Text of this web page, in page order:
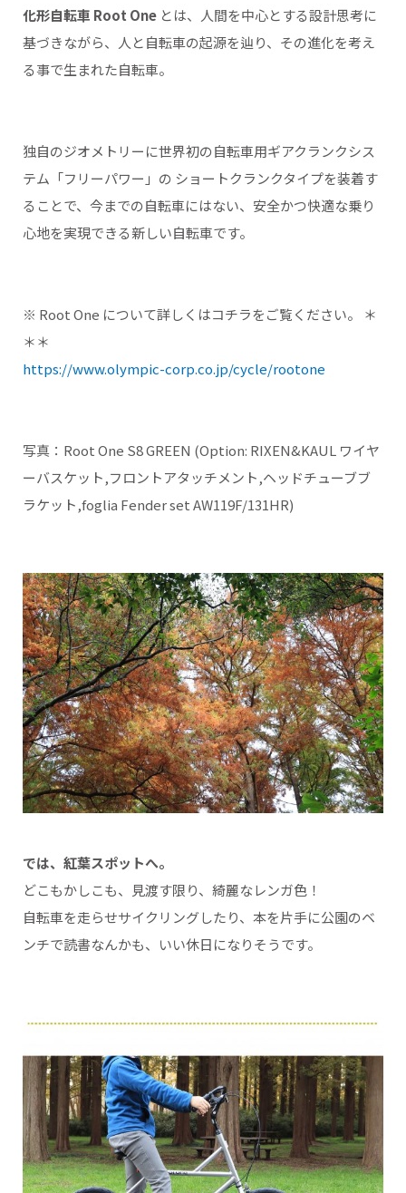
化形自転車 Root One とは、人間を中心とする設計思考に
基づきながら、人と自転車の起源を辿り、その進化を考え
る事で生まれた自転車。
独自のジオメトリーに世界初の自転車用ギアクランクシス
テム「フリーパワー」の ショートクランクタイプを装着す
ることで、今までの自転車にはない、安全かつ快適な乗り
心地を実現できる新しい自転車です。
※ Root One について詳しくはコチラをご覧ください。 ＊
＊＊
https://www.olympic-corp.co.jp/cycle/rootone
写真：Root One S8 GREEN (Option: RIXEN&KAUL ワイヤ
ーバスケット,フロントアタッチメント,ヘッドチューブブ
ラケット,foglia Fender set AW119F/131HR)
では、紅葉スポットへ。
どこもかしこも、見渡す限り、綺麗なレンガ色！
自転車を走らせサイクリングしたり、本を片手に公園のベ
ンチで読書なんかも、いい休日になりそうです。